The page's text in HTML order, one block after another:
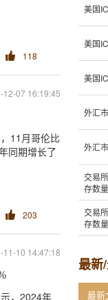
118
12-07 16:19:45
11月哥伦比
同期增长了
203
11-10 14:47:18
，2024年
美国
美国
美国
外汇
外汇
交易
存数量
交易
存数量
最新
最新